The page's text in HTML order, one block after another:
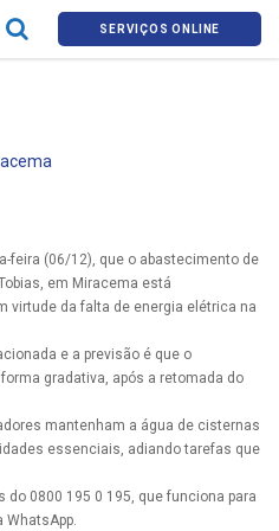
SERVIÇOS ONLINE
feira (06/12), que o abastecimento de
em Miracema está
virtude da falta de energia elétrica na
e a previsão é que o
gradativa, após a retomada do
mantenham a água de cisternas
essenciais, adiando tarefas que
0800 195 0 195, que funciona para
WhatsApp.